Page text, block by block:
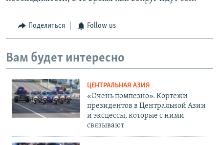
Поделиться Follow us
Вам будет интересно
ЦЕНТРАЛЬНАЯ АЗИЯ
«Очень помпезно». Кортежи
президентов в Центральной Азии
и эксцессы, которые с ними
связывают